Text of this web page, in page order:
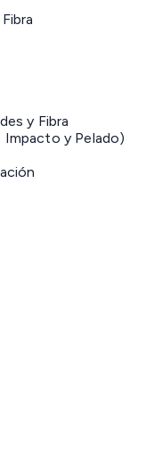
y Fibra
Impacto y Pelado)